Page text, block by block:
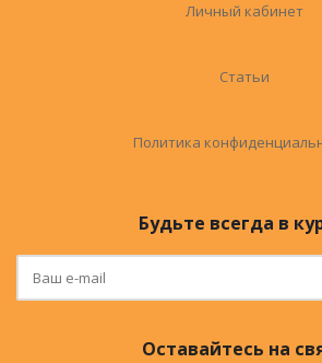
Личный кабинет
Статьи
Политика
Будьте всегда в
Оставайтесь на